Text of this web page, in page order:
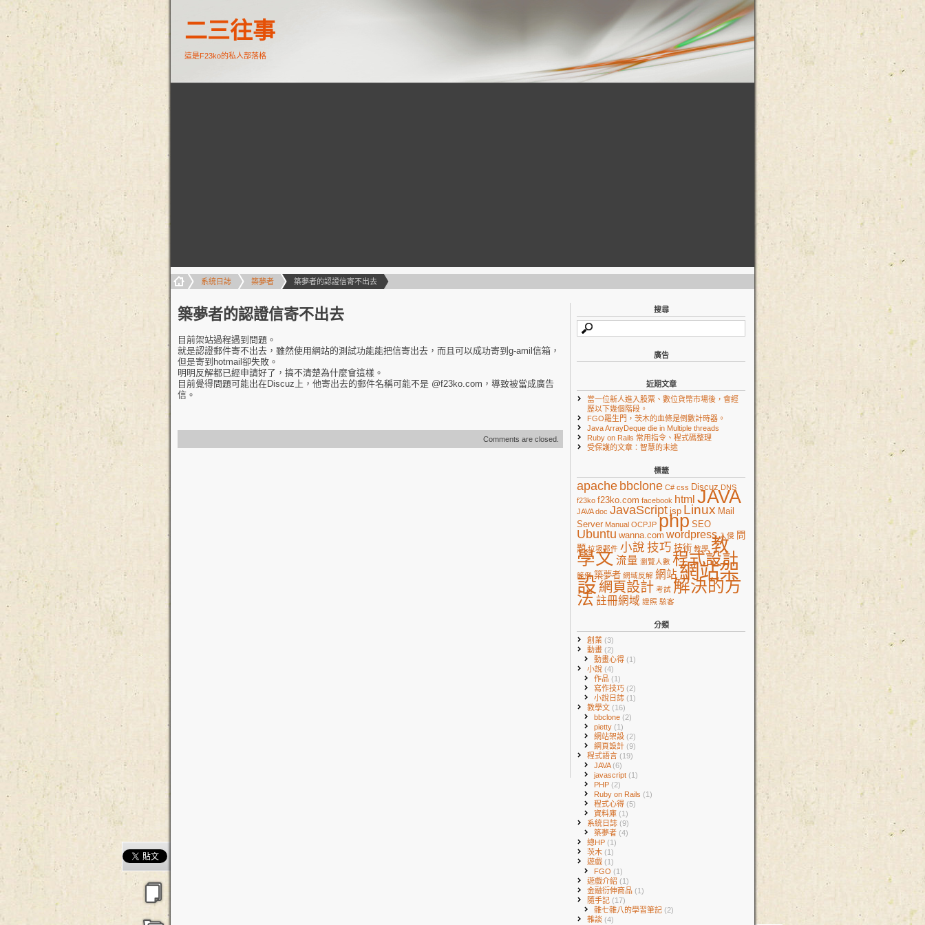
二三往事
這是F23ko的私人部落格
系統日誌 築夢者 築夢者的認證信寄不出去
築夢者的認證信寄不出去
目前架站過程遇到問題。
就是認證郵件寄不出去，雖然使用網站的測試功能能把信寄出去，而且可以成功寄到g-amil信箱，
但是寄到hotmail卻失敗。
明明反解都已經申請好了，搞不清楚為什麼會這樣。
目前覺得問題可能出在Discuz上，他寄出去的郵件名稱可能不是 @f23ko.com，導致被當成廣告
信。
Comments are closed.
搜尋
廣告
近期文章
當一位新人進入股票、數位貨幣市場後，會經
歷以下幾個階段。
FGO羅生門，茨木的血條是倒數計時器。
Java ArrayDeque die in Multiple threads
Ruby on Rails 常用指令、程式碼整理
受保護的文章：智慧的末途
標籤
apache bbclone C# css Discuz DNS
f23ko f23ko.com facebook html JAVA
JAVA doc JavaScript jsp Linux Mail
Server Manual OCPJP php SEO
Ubuntu wanna.com wordpress 入侵 問
題 垃圾郵件 小說 技巧 技術 教學 教
學文 流量 瀏覽人數 程式設計
範例 築夢者 網域反解 網站網站架
設網頁設計 考試 解決的方
法註冊網域 證照 駭客
分類
創業 (3)
動畫 (2)
動畫心得 (1)
小說 (4)
作品 (1)
寫作技巧 (2)
小說日誌 (1)
教學文 (16)
bbclone (2)
pietty (1)
網站架設 (2)
網頁設計 (9)
程式語言 (19)
JAVA (6)
javascript (1)
PHP (2)
Ruby on Rails (1)
程式心得 (5)
資料庫 (1)
系統日誌 (9)
築夢者 (4)
總HP (1)
茨木 (1)
遊戲 (1)
FGO (1)
遊戲介紹 (1)
金融衍伸商品 (1)
隨手記 (17)
雜七雜八的學習筆記 (2)
雜談 (4)